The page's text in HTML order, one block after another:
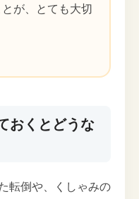
が、とても大切
おくとどうな
転倒や、くしゃみの